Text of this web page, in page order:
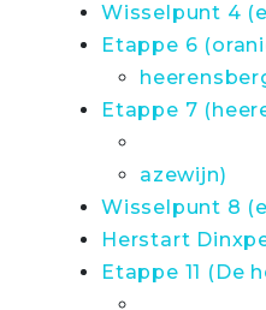
Wisselpunt 4
Etappe 6
Etappe 7
azewijn)
Wisselpunt 8
Herstart
Etappe 11 (De